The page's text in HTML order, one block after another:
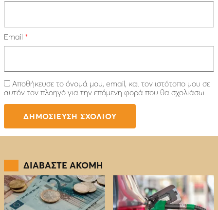
Email *
Αποθήκευσε το όνομά μου, email, και τον ιστότοπο μου σε
αυτόν τον πλοηγό για την επόμενη φορά που θα σχολιάσω.
ΔΙΑΒΑΣΤΕ ΑΚΟΜΗ